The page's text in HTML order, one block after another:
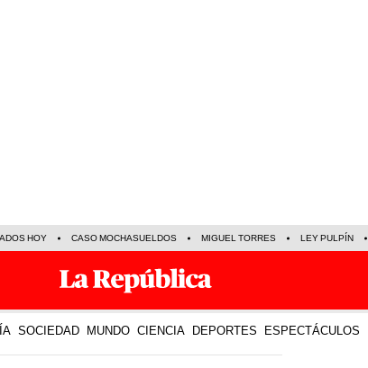
HOY CASO MOCHASUELDOS MIGUEL TORRES LEY PULPÍN
SOCIEDAD MUNDO CIENCIA DEPORTES ESPECTÁCULOS